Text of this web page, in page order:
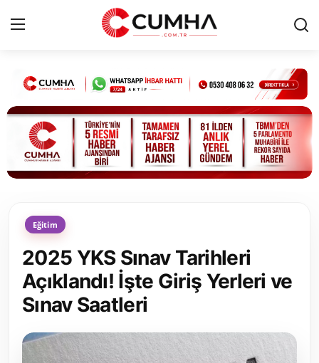
Kurumsal
Cumhurbaşkanlığı
Bakanlıklar
Siyasi Partiler
Yerel Yönetimler
Mülki İdare
Toplum ve Yaşam
Eğitim
2025 YKS Sınav Tarihleri
Açıklandı! İşte Giriş Yerleri ve
Sınav Saatleri